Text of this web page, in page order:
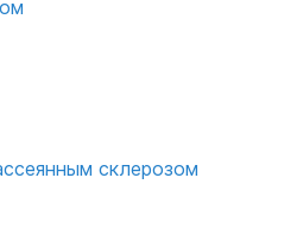
склерозом